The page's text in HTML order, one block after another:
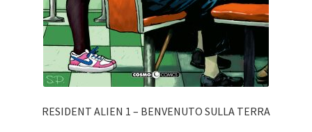
RESIDENT ALIEN 1 – BENVENUTO SULLA TERRA